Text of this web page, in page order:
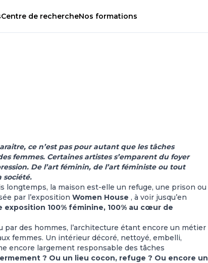
Centre de rechercheNos formations
ce n’est pas pour autant que les tâches
femmes. Certaines artistes s’emparent du foyer
De l’art féminin, de l’art féministe ou tout
société.
longtemps, la maison est-elle un refuge, une prison ou
par l’exposition Women House , à voir jusqu’en
exposition 100% féminine, 100% au cœur de
par des hommes, l’architecture étant encore un métier
femmes. Un intérieur décoré, nettoyé, embelli,
encore largement responsable des tâches
? Ou un lieu cocon, refuge ? Ou encore un